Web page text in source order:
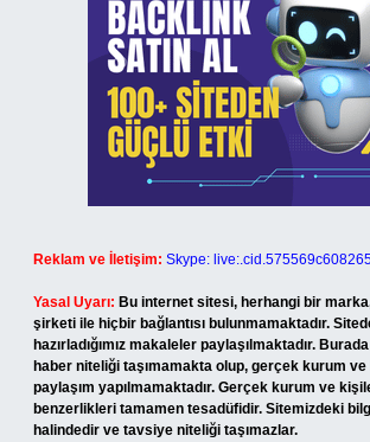
Reklam ve İletişim: Skype:
Yasal Uyarı: Bu internet sitesi, herhangi bir
şirketi ile hiçbir bağlantısı bulunmamaktadır.
hazırladığımız makaleler paylaşılmaktadır.
haber niteliği taşımamakta olup, gerçek kurum
paylaşım yapılmamaktadır. Gerçek kurum ve
benzerlikleri tamamen tesadüfidir. Sitemizdeki
halindedir ve tavsiye niteliği taşımazlar.